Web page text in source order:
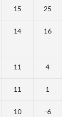
15 25
14 16
11 4
11 1
10 -6